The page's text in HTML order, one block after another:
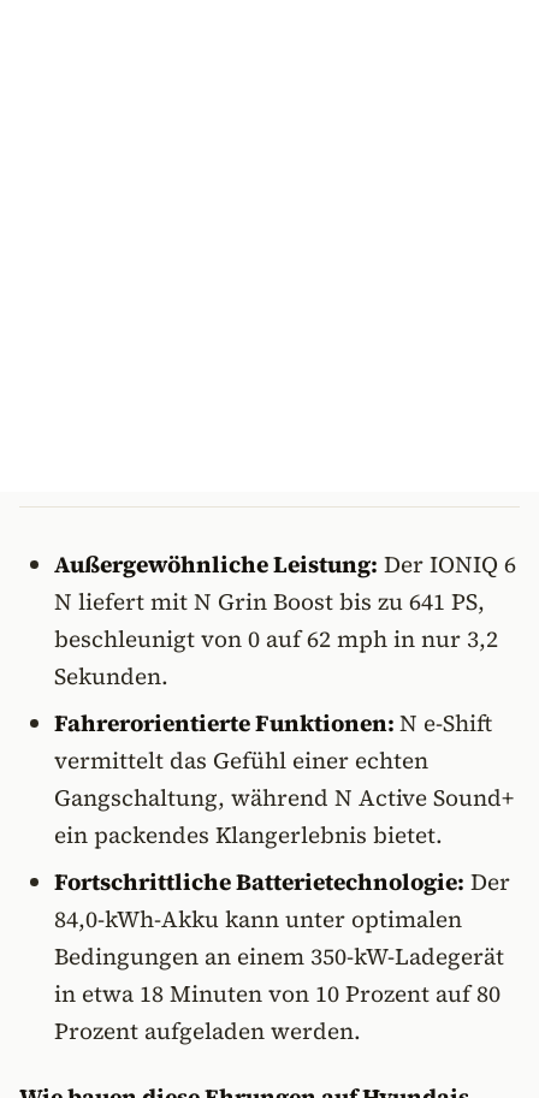
Außergewöhnliche Leistung: Der IONIQ 6
N liefert mit N Grin Boost bis zu 641 PS,
beschleunigt von 0 auf 62 mph in nur 3,2
Sekunden.
Fahrerorientierte Funktionen:N e-Shift
vermittelt das Gefühl einer echten
Gangschaltung, während N Active Sound+
ein packendes Klangerlebnis bietet.
Fortschrittliche Batterietechnologie: Der
84,0-kWh-Akku kann unter optimalen
Bedingungen an einem 350-kW-Ladegerät
in etwa 18 Minuten von 10 Prozent auf 80
Prozent aufgeladen werden.